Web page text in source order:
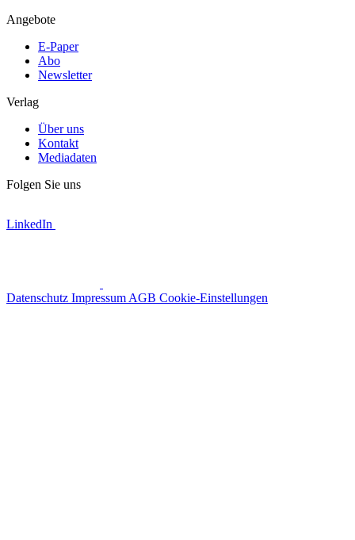
Angebote
E-Paper
Abo
Newsletter
Verlag
Über uns
Kontakt
Mediadaten
Folgen Sie uns
LinkedIn
Datenschutz Impressum AGB Cookie-Einstellungen